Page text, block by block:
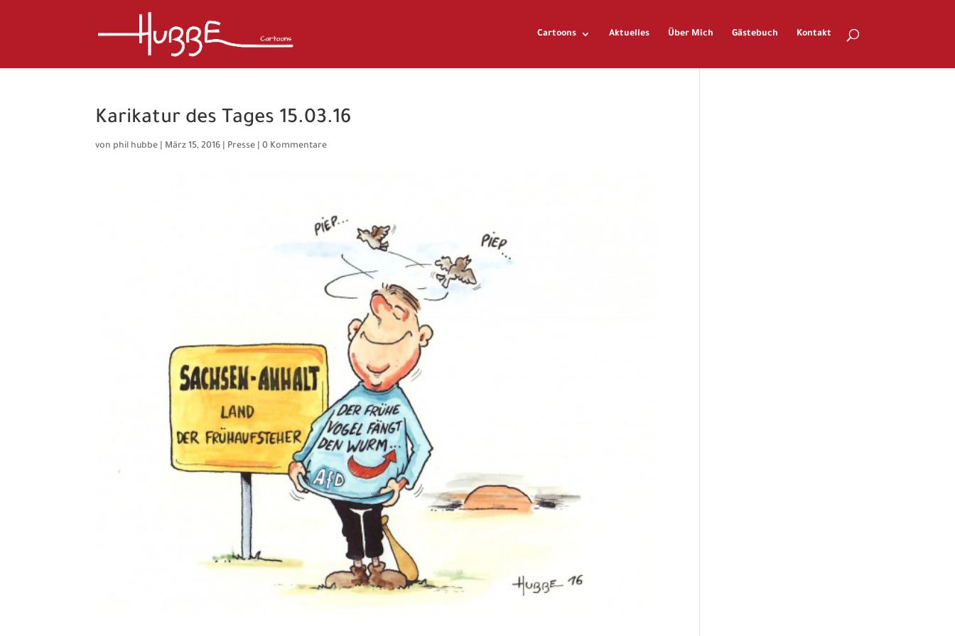
Cartoons Aktuelles Über Mich Gästebuch Kontakt
Karikatur des Tages 15.03.16
von phil hubbe März 15, 2016 Presse |0 Kommentare